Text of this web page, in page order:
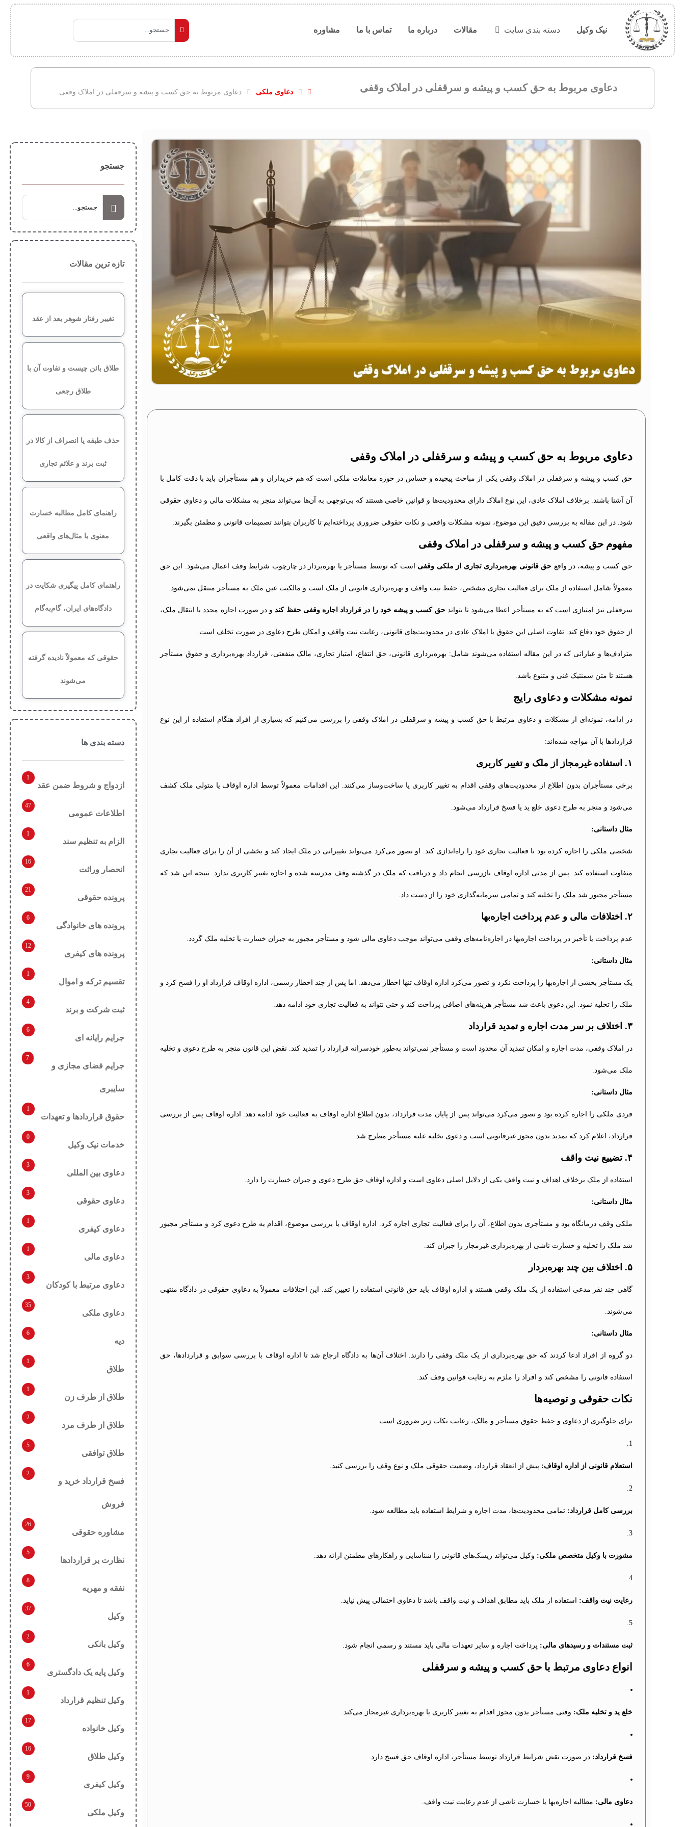
نیک وکیل دسته بندی سایت مقالات درباره ما تماس با ما مشاوره
دعاوی مربوط به حق کسب و پیشه و سرقفلی در املاک وقفی دعاوی ملکی دعاوی مربوط به حق کسب و پیشه و سرقفلی در املاک وقفی
دعاوی مربوط به حق کسب و پیشه و سرقفلی در املاک وقفی
حق کسب و پیشه و سرقفلی در املاک وقفی یکی از مباحث پیچیده و حساس در حوزه معاملات ملکی است که هم خریداران و هم مستأجران باید با دقت کامل با
آن آشنا باشند. برخلاف املاک عادی، این نوع املاک دارای محدودیت‌ها و قوانین خاصی هستند که بی‌توجهی به آن‌ها می‌تواند منجر به مشکلات مالی و دعاوی حقوقی
شود. در این مقاله به بررسی دقیق این موضوع، نمونه مشکلات واقعی و نکات حقوقی ضروری پرداخته‌ایم تا کاربران بتوانند تصمیمات قانونی و مطمئن بگیرند.
مفهوم حق کسب و پیشه و سرقفلی در املاک وقفی
حق کسب و پیشه، در واقع حق قانونی بهره‌برداری تجاری از ملکی وقفی است که توسط مستأجر یا بهره‌بردار در چارچوب شرایط وقف اعمال می‌شود. این حق
معمولاً شامل استفاده از ملک برای فعالیت تجاری مشخص، حفظ نیت واقف و بهره‌برداری قانونی از ملک است و مالکیت عین ملک به مستأجر منتقل نمی‌شود.
سرقفلی نیز امتیازی است که به مستأجر اعطا می‌شود تا بتواندحق کسب و پیشه خود را در قرارداد اجاره وقفی حفظ کندو در صورت اجاره مجدد یا انتقال ملک،
از حقوق خود دفاع کند. تفاوت اصلی این حقوق با املاک عادی در محدودیت‌های قانونی، رعایت نیت واقف و امکان طرح دعاوی در صورت تخلف است.
مترادف‌ها و عباراتی که در این مقاله استفاده می‌شوند شامل: بهره‌برداری قانونی، حق انتفاع، امتیاز تجاری، مالک منفعتی، قرارداد بهره‌برداری و حقوق مستأجر
هستند تا متن سمنتیک غنی و متنوع باشد.
نمونه مشکلات و دعاوی رایج
در ادامه، نمونه‌ای از مشکلات و دعاوی مرتبط با حق کسب و پیشه و سرقفلی در املاک وقفی را بررسی می‌کنیم که بسیاری از افراد هنگام استفاده از این نوع
قراردادها با آن مواجه شده‌اند:
۱. استفاده غیرمجاز از ملک و تغییر کاربری
برخی مستأجران بدون اطلاع از محدودیت‌های وقفی اقدام به تغییر کاربری یا ساخت‌وساز می‌کنند. این اقدامات معمولاً توسط اداره اوقاف یا متولی ملک کشف
می‌شود و منجر به طرح دعوی خلع ید یا فسخ قرارداد می‌شود.
مثال داستانی:
شخصی ملکی را اجاره کرده بود تا فعالیت تجاری خود را راه‌اندازی کند. او تصور می‌کرد می‌تواند تغییراتی در ملک ایجاد کند و بخشی از آن را برای فعالیت تجاری
متفاوت استفاده کند. پس از مدتی اداره اوقاف بازرسی انجام داد و دریافت که ملک در گذشته وقف مدرسه شده و اجازه تغییر کاربری ندارد. نتیجه این شد که
مستأجر مجبور شد ملک را تخلیه کند و تمامی سرمایه‌گذاری خود را از دست داد.
۲. اختلافات مالی و عدم پرداخت اجاره‌بها
عدم پرداخت یا تأخیر در پرداخت اجاره‌بها در اجاره‌نامه‌های وقفی می‌تواند موجب دعاوی مالی شود و مستأجر مجبور به جبران خسارت یا تخلیه ملک گردد.
مثال داستانی:
یک مستأجر بخشی از اجاره‌بها را پرداخت نکرد و تصور می‌کرد اداره اوقاف تنها اخطار می‌دهد. اما پس از چند اخطار رسمی، اداره اوقاف قرارداد او را فسخ کرد و
ملک را تخلیه نمود. این دعوی باعث شد مستأجر هزینه‌های اضافی پرداخت کند و حتی نتواند به فعالیت تجاری خود ادامه دهد.
۳. اختلاف بر سر مدت اجاره و تمدید قرارداد
در املاک وقفی، مدت اجاره و امکان تمدید آن محدود است و مستأجر نمی‌تواند به‌طور خودسرانه قرارداد را تمدید کند. نقض این قانون منجر به طرح دعوی و تخلیه
ملک می‌شود.
مثال داستانی:
فردی ملکی را اجاره کرده بود و تصور می‌کرد می‌تواند پس از پایان مدت قرارداد، بدون اطلاع اداره اوقاف به فعالیت خود ادامه دهد. اداره اوقاف پس از بررسی
قرارداد، اعلام کرد که تمدید بدون مجوز غیرقانونی است و دعوی تخلیه علیه مستأجر مطرح شد.
۴. تضییع نیت واقف
استفاده از ملک برخلاف اهداف و نیت واقف یکی از دلایل اصلی دعاوی است و اداره اوقاف حق طرح دعوی و جبران خسارت را دارد.
مثال داستانی:
ملکی وقف درمانگاه بود و مستأجری بدون اطلاع، آن را برای فعالیت تجاری اجاره کرد. اداره اوقاف با بررسی موضوع، اقدام به طرح دعوی کرد و مستأجر مجبور
شد ملک را تخلیه و خسارت ناشی از بهره‌برداری غیرمجاز را جبران کند.
۵. اختلاف بین چند بهره‌بردار
گاهی چند نفر مدعی استفاده از یک ملک وقفی هستند و اداره اوقاف باید حق قانونی استفاده را تعیین کند. این اختلافات معمولاً به دعاوی حقوقی در دادگاه منتهی
می‌شوند.
مثال داستانی:
دو گروه از افراد ادعا کردند که حق بهره‌برداری از یک ملک وقفی را دارند. اختلاف آن‌ها به دادگاه ارجاع شد تا اداره اوقاف با بررسی سوابق و قراردادها، حق
استفاده قانونی را مشخص کند و افراد را ملزم به رعایت قوانین وقف کند.
نکات حقوقی و توصیه‌ها
برای جلوگیری از دعاوی و حفظ حقوق مستأجر و مالک، رعایت نکات زیر ضروری است:
استعلام قانونی از اداره اوقاف: پیش از انعقاد قرارداد، وضعیت حقوقی ملک و نوع وقف را بررسی کنید.
بررسی کامل قرارداد: تمامی محدودیت‌ها، مدت اجاره و شرایط استفاده باید مطالعه شود.
مشورت با وکیل متخصص ملکی: وکیل می‌تواند ریسک‌های قانونی را شناسایی و راهکارهای مطمئن ارائه دهد.
رعایت نیت واقف: استفاده از ملک باید مطابق اهداف و نیت واقف باشد تا دعاوی احتمالی پیش نیاید.
ثبت مستندات و رسیدهای مالی: پرداخت اجاره و سایر تعهدات مالی باید مستند و رسمی انجام شود.
انواع دعاوی مرتبط با حق کسب و پیشه و سرقفلی
خلع ید و تخلیه ملک: وقتی مستأجر بدون مجوز اقدام به تغییر کاربری یا بهره‌برداری غیرمجاز می‌کند.
فسخ قرارداد: در صورت نقض شرایط قرارداد توسط مستأجر، اداره اوقاف حق فسخ دارد.
دعاوی مالی: مطالبه اجاره‌بها یا خسارت ناشی از عدم رعایت نیت واقف.
جستجو
تازه ترین مقالات
تغییر رفتار شوهر بعد از عقد
طلاق بائن چیست و تفاوت آن با
طلاق رجعی
حذف طبقه یا انصراف از کالا در
ثبت برند و علائم تجاری
راهنمای کامل مطالبه خسارت
معنوی با مثال‌های واقعی
راهنمای کامل پیگیری شکایت در
دادگاه‌های ایران، گام‌به‌گام
حقوقی که معمولاً نادیده گرفته
می‌شوند
دسته بندی ها
ازدواج و شروط ضمن عقد
1
اطلاعات عمومی
47
الزام به تنظیم سند
1
انحصار وراثت
16
پرونده حقوقی
21
پرونده های خانوادگی
6
پرونده های کیفری
12
تقسیم ترکه و اموال
1
ثبت شرکت و برند
4
جرایم رایانه ای
6
جرایم فضای مجازی و
سایبری
7
حقوق قراردادها و تعهدات
1
خدمات نیک وکیل
0
دعاوی بین المللی
3
دعاوی حقوقی
3
دعاوی کیفری
1
دعاوی مالی
1
دعاوی مرتبط با کودکان
3
دعاوی ملکی
35
دیه
6
طلاق
1
طلاق از طرف زن
1
طلاق از طرف مرد
2
طلاق توافقی
5
فسخ قرارداد خرید و
فروش
2
مشاوره حقوقی
26
نظارت بر قراردادها
5
نفقه و مهریه
8
وکیل
37
وکیل بانکی
2
وکیل پایه یک دادگستری
6
وکیل تنظیم قرارداد
1
وکیل خانواده
17
وکیل طلاق
16
وکیل کیفری
9
وکیل ملکی
50